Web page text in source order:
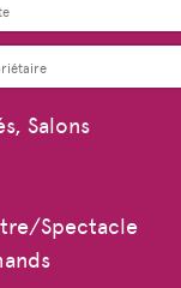
Salons
Spectacle